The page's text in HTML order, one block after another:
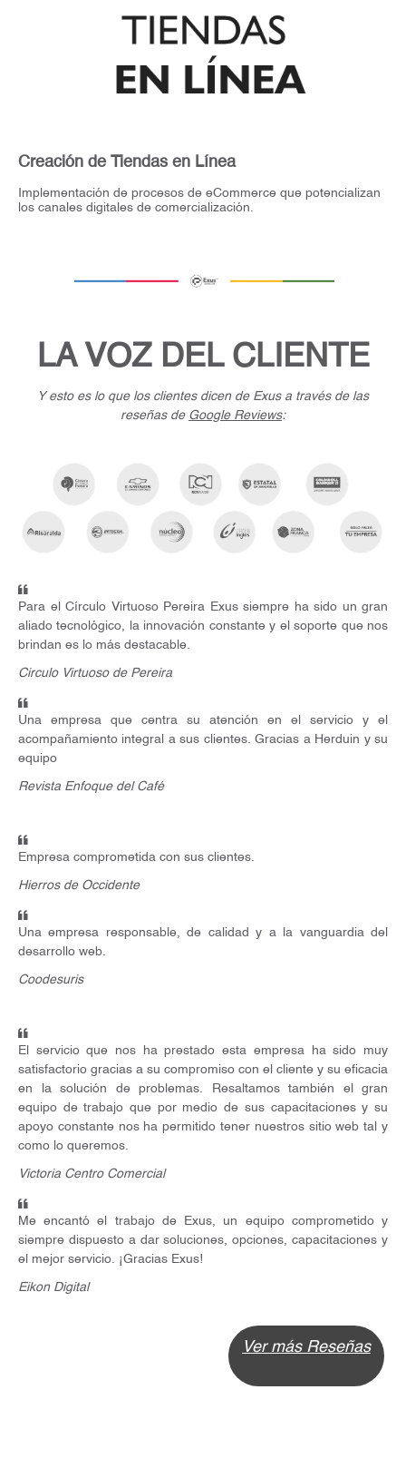
Creación de Tiendas en Línea
Implementación de procesos de eCommerce que potencializan
los canales digitales de comercialización.
LA VOZ DEL CLIENTE
Y esto es lo que los clientes dicen de Exus a través de las
reseñas de Google Reviews:
Para el Círculo Virtuoso Pereira Exus siempre ha sido un gran
aliado tecnológico, la innovación constante y el soporte que nos
brindan es lo más destacable.
Circulo Virtuoso de Pereira
Una empresa que centra su atención en el servicio y el
acompañamiento integral a sus clientes. Gracias a Herduin y su
equipo
Revista Enfoque del Café
Empresa comprometida con sus clientes.
Hierros de Occidente
Una empresa responsable, de calidad y a la vanguardia del
desarrollo web.
Coodesuris
El servicio que nos ha prestado esta empresa ha sido muy
satisfactorio gracias a su compromiso con el cliente y su eficacia
en la solución de problemas. Resaltamos también el gran
equipo de trabajo que por medio de sus capacitaciones y su
apoyo constante nos ha permitido tener nuestros sitio web tal y
como lo queremos.
Victoria Centro Comercial
Me encantó el trabajo de Exus, un equipo comprometido y
siempre dispuesto a dar soluciones, opciones, capacitaciones y
el mejor servicio. ¡Gracias Exus!
Eikon Digital
Ver más Reseñas